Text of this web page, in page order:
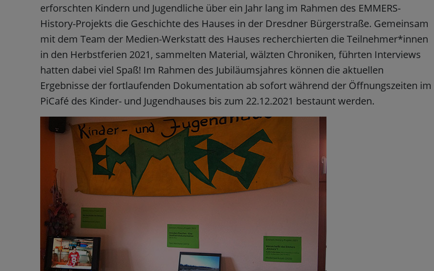
erforschten Kindern und Jugendliche über ein Jahr lang im Rahmen des EMMERS-
History-Projekts die Geschichte des Hauses in der Dresdner Bürgerstraße. Gemeinsam
mit dem Team der Medien-Werkstatt des Hauses recherchierten die Teilnehmer*innen
in den Herbstferien 2021, sammelten Material, wälzten Chroniken, führten Interviews
hatten dabei viel Spaß! Im Rahmen des Jubiläumsjahres können die aktuellen
Ergebnisse der fortlaufenden Dokumentation ab sofort während der Öffnungszeiten im
PiCafé des Kinder- und Jugendhauses bis zum 22.12.2021 bestaunt werden.